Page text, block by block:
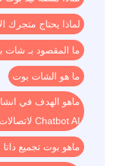
لماذا يحتاج متجرك
ما المقصود بـ شات
ما هو الشات بوت
ماهو الهدف في
Chatbot AI لاتصالات عملك
ماهو بوت تجميع